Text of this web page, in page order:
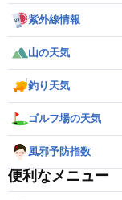
紫外線情報
山の天気
釣り天気
ゴルフ場の天気
風邪予防指数
便利なメニュー